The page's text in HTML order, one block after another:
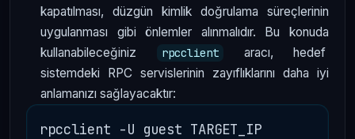
kapatılması, düzgün kimlik doğrulama süreçlerinin
uygulanması gibi önlemler alınmalıdır. Bu konuda
kullanabileceğiniz
rpcclient
aracı, hedef
sistemdeki RPC servislerinin zayıflıklarını daha iyi
anlamanızı sağlayacaktır: